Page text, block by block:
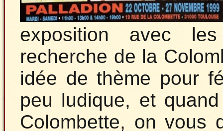
exposition avec
recherche de la
idée de thème pour
peu ludique, et
Colombette, on vous